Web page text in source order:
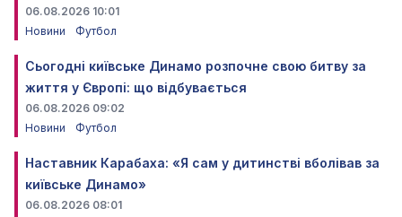
06.08.2026 10:01
Новини
Футбол
Сьогодні київське Динамо розпочне свою битву за
життя у Європі: що відбувається
06.08.2026 09:02
Новини
Футбол
Наставник Карабаха: «Я сам у дитинстві вболівав за
київське Динамо»
06.08.2026 08:01